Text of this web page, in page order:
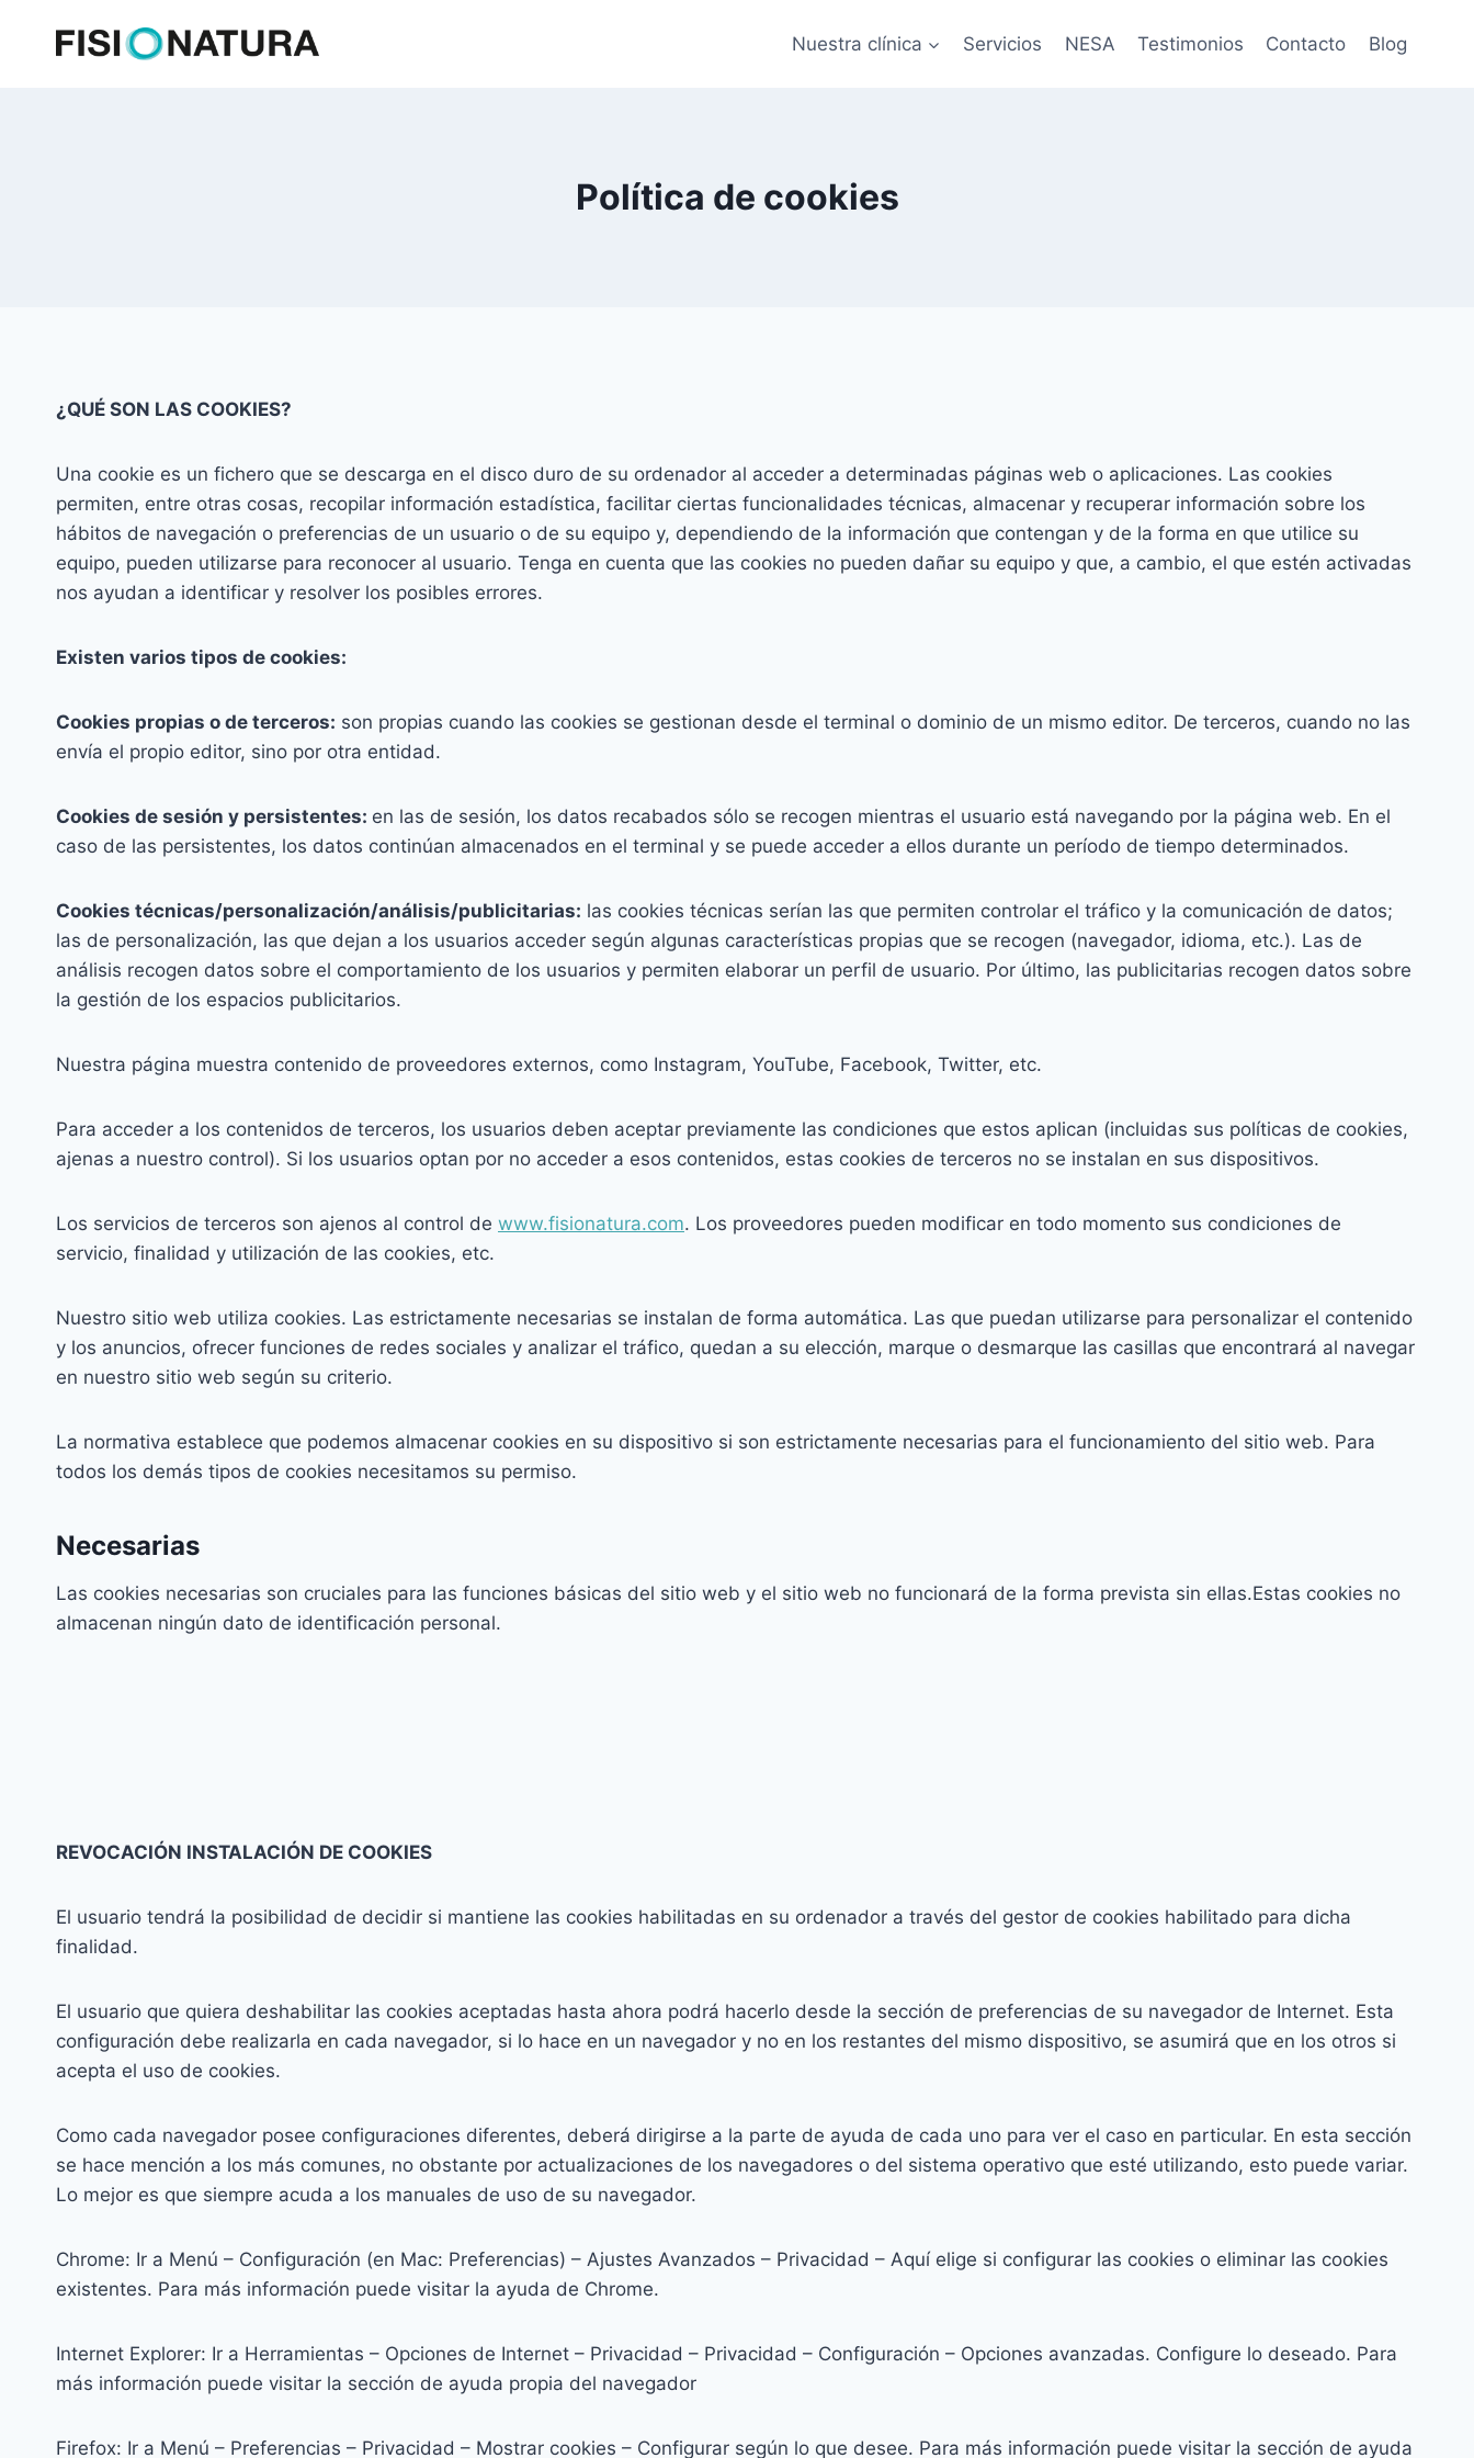
Nuestra clínica Servicios NESA Testimonios Contacto Blog
Política de cookies
¿QUÉ SON LAS COOKIES?
Una cookie es un fichero que se descarga en el disco duro de su ordenador al acceder a determinadas páginas web o aplicaciones. Las cookies
permiten, entre otras cosas, recopilar información estadística, facilitar ciertas funcionalidades técnicas, almacenar y recuperar información sobre los
hábitos de navegación o preferencias de un usuario o de su equipo y, dependiendo de la información que contengan y de la forma en que utilice su
equipo, pueden utilizarse para reconocer al usuario. Tenga en cuenta que las cookies no pueden dañar su equipo y que, a cambio, el que estén activadas
nos ayudan a identificar y resolver los posibles errores.
Existen varios tipos de cookies:
Cookies propias o de terceros: son propias cuando las cookies se gestionan desde el terminal o dominio de un mismo editor. De terceros, cuando no las
envía el propio editor, sino por otra entidad.
Cookies de sesión y persistentes: en las de sesión, los datos recabados sólo se recogen mientras el usuario está navegando por la página web. En el
caso de las persistentes, los datos continúan almacenados en el terminal y se puede acceder a ellos durante un período de tiempo determinados.
Cookies técnicas/personalización/análisis/publicitarias: las cookies técnicas serían las que permiten controlar el tráfico y la comunicación de datos;
las de personalización, las que dejan a los usuarios acceder según algunas características propias que se recogen (navegador, idioma, etc.). Las de
análisis recogen datos sobre el comportamiento de los usuarios y permiten elaborar un perfil de usuario. Por último, las publicitarias recogen datos sobre
la gestión de los espacios publicitarios.
Nuestra página muestra contenido de proveedores externos, como Instagram, YouTube, Facebook, Twitter, etc.
Para acceder a los contenidos de terceros, los usuarios deben aceptar previamente las condiciones que estos aplican (incluidas sus políticas de cookies,
ajenas a nuestro control). Si los usuarios optan por no acceder a esos contenidos, estas cookies de terceros no se instalan en sus dispositivos.
Los servicios de terceros son ajenos al control de www.fisionatura.com. Los proveedores pueden modificar en todo momento sus condiciones de
servicio, finalidad y utilización de las cookies, etc.
Nuestro sitio web utiliza cookies. Las estrictamente necesarias se instalan de forma automática. Las que puedan utilizarse para personalizar el contenido
y los anuncios, ofrecer funciones de redes sociales y analizar el tráfico, quedan a su elección, marque o desmarque las casillas que encontrará al navegar
en nuestro sitio web según su criterio.
La normativa establece que podemos almacenar cookies en su dispositivo si son estrictamente necesarias para el funcionamiento del sitio web. Para
todos los demás tipos de cookies necesitamos su permiso.
Necesarias
Las cookies necesarias son cruciales para las funciones básicas del sitio web y el sitio web no funcionará de la forma prevista sin ellas.Estas cookies no
almacenan ningún dato de identificación personal.
REVOCACIÓN INSTALACIÓN DE COOKIES
El usuario tendrá la posibilidad de decidir si mantiene las cookies habilitadas en su ordenador a través del gestor de cookies habilitado para dicha
finalidad.
El usuario que quiera deshabilitar las cookies aceptadas hasta ahora podrá hacerlo desde la sección de preferencias de su navegador de Internet. Esta
configuración debe realizarla en cada navegador, si lo hace en un navegador y no en los restantes del mismo dispositivo, se asumirá que en los otros si
acepta el uso de cookies.
Como cada navegador posee configuraciones diferentes, deberá dirigirse a la parte de ayuda de cada uno para ver el caso en particular. En esta sección
se hace mención a los más comunes, no obstante por actualizaciones de los navegadores o del sistema operativo que esté utilizando, esto puede variar.
Lo mejor es que siempre acuda a los manuales de uso de su navegador.
Chrome: Ir a Menú – Configuración (en Mac: Preferencias) – Ajustes Avanzados – Privacidad – Aquí elige si configurar las cookies o eliminar las cookies
existentes. Para más información puede visitar la ayuda de Chrome.
Internet Explorer: Ir a Herramientas – Opciones de Internet – Privacidad – Privacidad – Configuración – Opciones avanzadas. Configure lo deseado. Para
más información puede visitar la sección de ayuda propia del navegador
Firefox: Ir a Menú – Preferencias – Privacidad – Mostrar cookies – Configurar según lo que desee. Para más información puede visitar la sección de ayuda